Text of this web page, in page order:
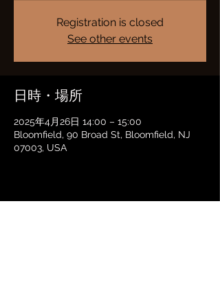
Registration is closed
See other events
日時・場所
2025年4月26日 14:00 – 15:00
Bloomfield, 90 Broad St, Bloomfield, NJ
07003, USA